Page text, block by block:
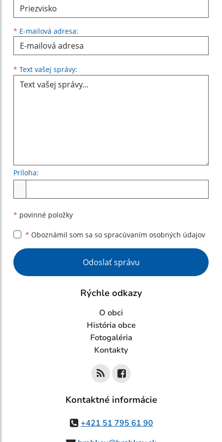
* E-mailová adresa:
* Text vašej správy:
Príloha:
* povinné položky
* Oboznámil som sa so spracúvaním osobných údajov
Google reCaptcha Response
Odoslať správu
Rýchle odkazy
O obci
História obce
Fotogaléria
Kontakty
Kontaktné informácie
+421 51 795 61 90